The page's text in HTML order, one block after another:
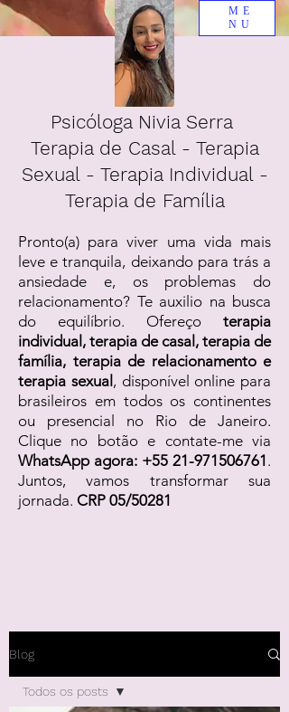
Psicóloga Nivia Serra
Terapia de Casal - Terapia
Sexual - Terapia Individual -
Terapia de Família
Pronto(a) para viver uma vida mais
leve e tranquila, deixando para trás a
ansiedade e, os problemas do
relacionamento? Te auxilio na busca
do equilíbrio. Ofereço terapia
individual, terapia de casal, terapia de
família, terapia de relacionamento e
terapia sexual , disponível online para
brasileiros em todos os continentes
ou presencial no Rio de Janeiro.
Clique no botão e contate-me via
WhatsApp agora: +55 21-971506761 .
Juntos, vamos transformar sua
jornada. CRP 05/50281
ME
NU
Blog
Todos os posts